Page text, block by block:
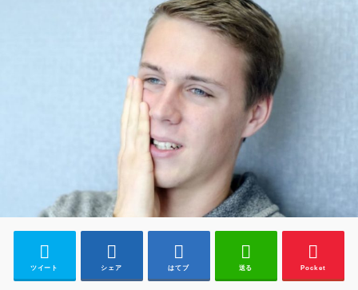
ツイート シェア はてブ 送る Pocket